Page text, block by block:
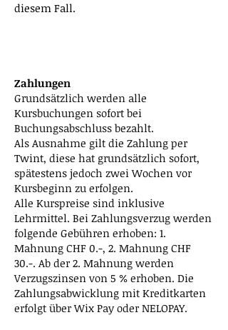
diesem Fall.
Zahlungen
Grundsätzlich werden alle
Kursbuchungen sofort bei
Buchungsabschluss bezahlt.
Als Ausnahme gilt die Zahlung per
Twint, diese hat grundsätzlich sofort,
spätestens jedoch zwei Wochen vor
Kursbeginn zu erfolgen.
Alle Kurspreise sind inklusive
Lehrmittel. Bei Zahlungsverzug werden
folgende Gebühren erhoben: 1.
Mahnung CHF 0.-, 2. Mahnung CHF
30.-. Ab der 2. Mahnung werden
Verzugszinsen von 5 % erhoben. Die
Zahlungsabwicklung mit Kreditkarten
erfolgt über Wix Pay oder NELOPAY.